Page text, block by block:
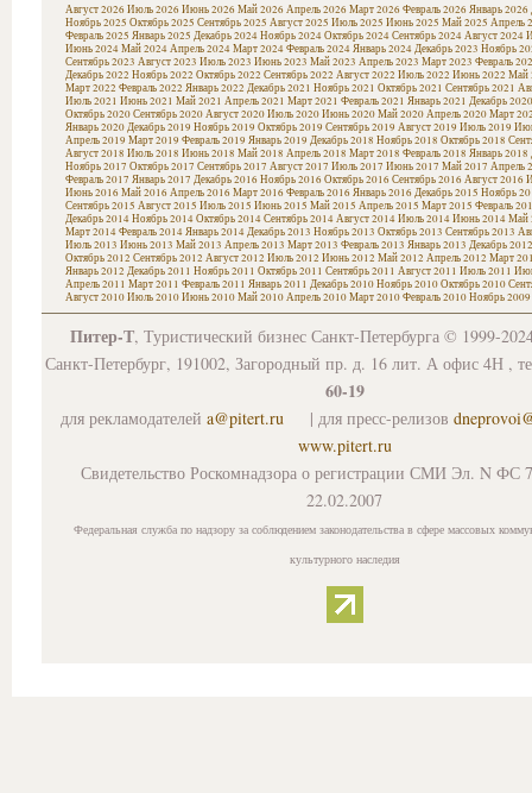
Август 2026 Июль 2026 Июнь 2026 Май 2026 Апрель 2026 Март 2026 Февраль 2026 Январь 2026
Ноябрь 2025 Октябрь 2025 Сентябрь 2025 Август 2025 Июль 2025 Июнь 2025 Май 2025 Апрель
Февраль 2025 Январь 2025 Декабрь 2024Ноябрь 2024Октябрь 2024Сентябрь 2024Август 2024
Июнь 2024Май 2024Апрель 2024Март 2024Февраль 2024Январь 2024Декабрь 2023 Ноябрь
Сентябрь 2023 Август 2023 Июль 2023 Июнь 2023 Май 2023 Апрель 2023 Март 2023 Февраль
Декабрь 2022 Ноябрь 2022 Октябрь 2022 Сентябрь 2022 Август 2022 Июль 2022 Июнь 2022 Май
Март 2022 Февраль 2022 Январь 2022 Декабрь 2021 Ноябрь 2021 Октябрь 2021 Сентябрь 2021
Июль 2021 Июнь 2021 Май 2021 Апрель 2021 Март 2021 Февраль 2021 Январь 2021 Декабрь 2020
Октябрь 2020Сентябрь 2020Август 2020Июль 2020Июнь 2020Май 2020Апрель 2020Март
Январь 2020Декабрь 2019 Ноябрь 2019 Октябрь 2019 Сентябрь 2019 Август 2019 Июль 2019
Апрель 2019 Март 2019 Февраль 2019 Январь 2019 Декабрь 2018 Ноябрь 2018 Октябрь 2018
Август 2018 Июль 2018 Июнь 2018 Май 2018 Апрель 2018 Март 2018 Февраль 2018 Январь 2018
Ноябрь 2017 Октябрь 2017 Сентябрь 2017 Август 2017 Июль 2017 Июнь 2017 Май 2017 Апрель
Февраль 2017 Январь 2017 Декабрь 2016 Ноябрь 2016 Октябрь 2016 Сентябрь 2016 Август 2016
Июнь 2016 Май 2016 Апрель 2016 Март 2016 Февраль 2016 Январь 2016 Декабрь 2015 Ноябрь
Сентябрь 2015 Август 2015 Июль 2015 Июнь 2015 Май 2015 Апрель 2015 Март 2015 Февраль
Декабрь 2014Ноябрь 2014Октябрь 2014Сентябрь 2014Август 2014Июль 2014Июнь 2014Май
Март 2014Февраль 2014Январь 2014Декабрь 2013 Ноябрь 2013 Октябрь 2013 Сентябрь 2013
Июль 2013 Июнь 2013 Май 2013 Апрель 2013 Март 2013 Февраль 2013 Январь 2013 Декабрь 2012
Октябрь 2012 Сентябрь 2012 Август 2012 Июль 2012 Июнь 2012 Май 2012 Апрель 2012 Март
Январь 2012 Декабрь 2011 Ноябрь 2011 Октябрь 2011 Сентябрь 2011 Август 2011 Июль 2011
Апрель 2011 Март 2011 Февраль 2011 Январь 2011 Декабрь 2010Ноябрь 2010Октябрь 2010
Август 2010Июль 2010Июнь 2010Май 2010Апрель 2010Март 2010Февраль 2010Ноябрь 2009
Питер-Т, Туристический бизнес Санкт-Петербурга © 1999-
Санкт-Петербург, 191002, Загородный пр. д. 16 лит. А офис 4Н ,
60-19
для рекламодателей a@pitert.ru | для пресс-релизов
www.pitert.ru
Свидетельство Роскомнадзора о регистрации СМИ Эл. N ФС
22.02.2007
Федеральная служба по надзору за соблюдением законодательства в сфере массовых
культурного наследия